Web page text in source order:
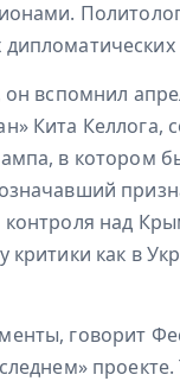
он вспомнил
Кита Келлога,
в котором
контроля над
критики как в
говорит